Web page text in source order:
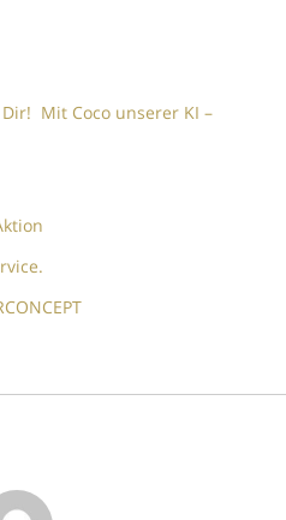
Mit Coco unserer KI –